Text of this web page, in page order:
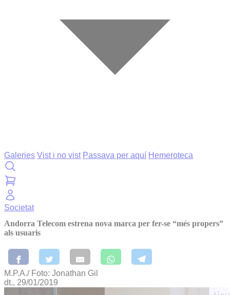
Galeries Vist i no vist Passava per aquí Hemeroteca
Societat
Andorra Telecom estrena nova marca per fer-se “més propers”
als usuaris
M.P.A./ Foto: Jonathan Gil
dt., 29/01/2019